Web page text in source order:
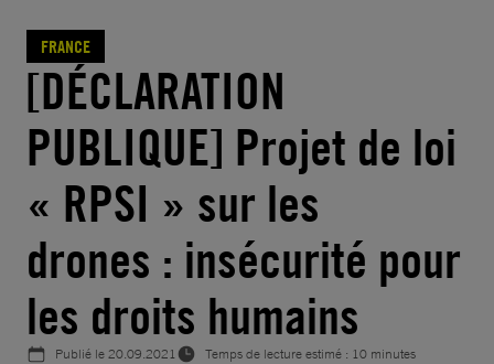
FRANCE
[DÉCLARATION
PUBLIQUE] Projet de loi
« RPSI » sur les
drones : insécurité pour
les droits humains
Publié le20.09.2021
Temps de lecture estimé : 10 minutes